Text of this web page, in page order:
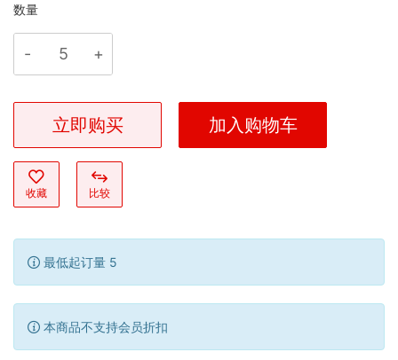
数量
立即购买 加入购物车
收藏 比较
最低起订量 5
本商品不支持会员折扣